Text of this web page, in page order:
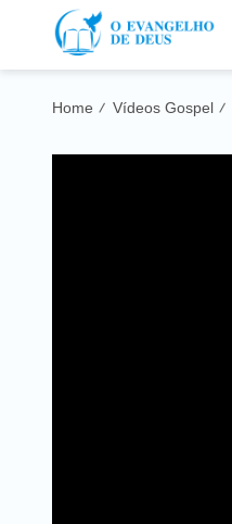
Home / Vídeos Gospel /